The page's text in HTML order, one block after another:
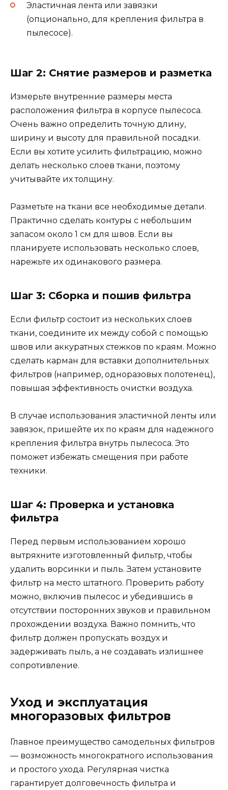
Эластичная лента или завязки
(опционально, для крепления фильтра в
пылесосе).
Шаг 2: Снятие размеров и разметка
Измерьте внутренние размеры места
расположения фильтра в корпусе пылесоса.
Очень важно определить точную длину,
ширину и высоту для правильной посадки.
Если вы хотите усилить фильтрацию, можно
делать несколько слоев ткани, поэтому
учитывайте их толщину.
Разметьте на ткани все необходимые детали.
Практично сделать контуры с небольшим
запасом около 1 см для швов. Если вы
планируете использовать несколько слоев,
нарежьте их одинакового размера.
Шаг 3: Сборка и пошив фильтра
Если фильтр состоит из нескольких слоев
ткани, соедините их между собой с помощью
швов или аккуратных стежков по краям. Можно
сделать карман для вставки дополнительных
фильтров (например, одноразовых полотенец),
повышая эффективность очистки воздуха.
В случае использования эластичной ленты или
завязок, пришейте их по краям для надежного
крепления фильтра внутрь пылесоса. Это
поможет избежать смещения при работе
техники.
Шаг 4: Проверка и установка
фильтра
Перед первым использованием хорошо
вытряхните изготовленный фильтр, чтобы
удалить ворсинки и пыль. Затем установите
фильтр на место штатного. Проверить работу
можно, включив пылесос и убедившись в
отсутствии посторонних звуков и правильном
прохождении воздуха. Важно помнить, что
фильтр должен пропускать воздух и
задерживать пыль, а не создавать излишнее
сопротивление.
Уход и эксплуатация
многоразовых фильтров
Главное преимущество самодельных фильтров
— возможность многократного использования
и простого ухода. Регулярная чистка
гарантирует долговечность фильтра и